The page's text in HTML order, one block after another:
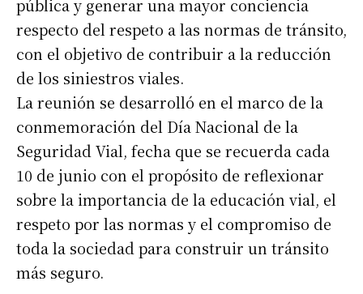
pública y generar una mayor conciencia
respecto del respeto a las normas de tránsito,
con el objetivo de contribuir a la reducción
de los siniestros viales.
La reunión se desarrolló en el marco de la
conmemoración del Día Nacional de la
Seguridad Vial, fecha que se recuerda cada
10 de junio con el propósito de reflexionar
sobre la importancia de la educación vial, el
respeto por las normas y el compromiso de
toda la sociedad para construir un tránsito
más seguro.